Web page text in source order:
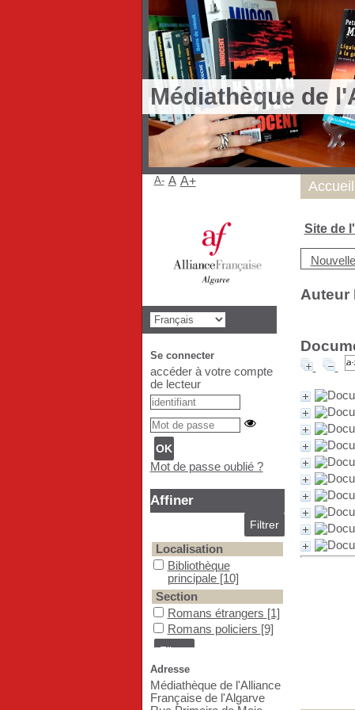
Médiathèque de
Site de
Auteur
Accueil
A- A A+
Se connecter
accéder à votre compte
de lecteur
Mot de passe oublié ?
Affiner
Localisation
Bibliothèque principale
Bibliothèque
principale [10]
Section
Romans étrangers
Romans étrangers [1]
Romans policiers
Romans policiers [9]
Adresse
Médiathèque de l'Alliance
Française de l'Algarve